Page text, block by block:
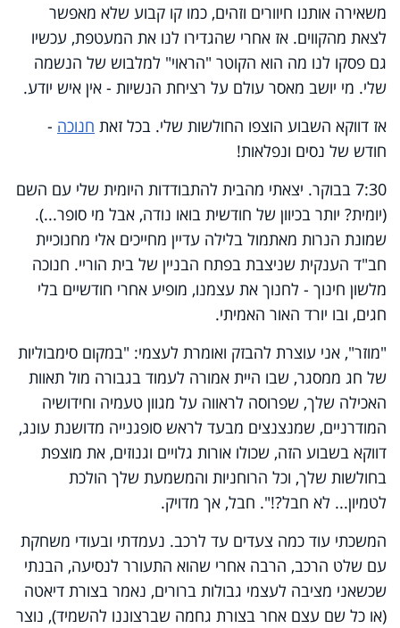
משאירה אותנו חיוורים וזהים, כמו קו קבוע שלא מאפשר
לצאת מהקווים. אז אחרי שהגדירו לנו את המעטפת, עכשיו
גם פסקו לנו מה הוא הקוטר "הראוי" למלבוש של הנשמה
שלי. מי יושב מאסר עולם על רציחת הנשיות - אין איש יודע.
אז דווקא השבוע הוצפו החולשות שלי. בכל זאת חנוכה -
חודש של נסים ונפלאות!
7:30 בבוקר. יצאתי מהבית להתבודדות היומית שלי עם השם
(יומית? יותר בכיוון של חודשית בואו נודה, אבל מי סופר...).
שמונת הנרות מאתמול בלילה עדיין מחייכים אלי מחנוכיית
חב"ד הענקית שניצבת בפתח הבניין של בית הוריי. חנוכה
מלשון חינוך - לחנוך את עצמנו, מופיע אחרי חודשיים בלי
חגים, ובו יורד האור האמיתי.
"מוזר", אני עוצרת להבזק ואומרת לעצמי: "במקום סימבוליות
של חג ממסגר, שבו היית אמורה לעמוד בגבורה מול תאוות
האכילה שלך, שפרוסה לראווה על מגוון טעמיה וחידושיה
המודרניים, שמנצנצים מבעד לראש סופגנייה מדושנת עונג,
דווקא בשבוע הזה, שכולו אורות גלויים וגנוזים, את מוצפת
בחולשות שלך, וכל הרוחניות והמשמעת שלך הולכת
לטמיון... לא חבל?!". חבל, אך מדויק.
המשכתי עוד כמה צעדים עד לרכב. נעמדתי ובעודי משחקת
עם שלט הרכב, הרבה אחרי שהוא התעורר לנסיעה, הבנתי
שכשאני מציבה לעצמי גבולות ברורים, נאמר בצורת דיאטה
(או כל שם עצם אחר בצורת גחמה שברצוננו להשמיד), נוצר